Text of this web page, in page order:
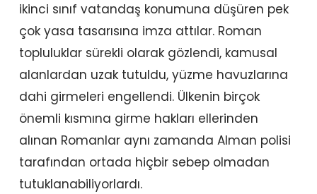
ikinci sınıf vatandaş konumuna düşüren pek
çok yasa tasarısına imza attılar. Roman
topluluklar sürekli olarak gözlendi, kamusal
alanlardan uzak tutuldu, yüzme havuzlarına
dahi girmeleri engellendi. Ülkenin birçok
önemli kısmına girme hakları ellerinden
alınan Romanlar aynı zamanda Alman polisi
tarafından ortada hiçbir sebep olmadan
tutuklanabiliyorlardı.